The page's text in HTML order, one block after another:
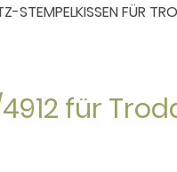
STEMPELKISSEN FÜR
für